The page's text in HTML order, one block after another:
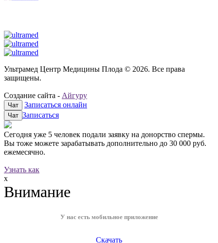
Ультрамед Центр Медицины Плода © 2026. Все права
защищены.
Создание сайта - Айгуру
Чат Записаться онлайн
Чат Записаться
Сегодня уже 5 человек подали заявку на донорство спермы.
Вы тоже можете зарабатывать дополнительно до 30 000 руб.
ежемесячно.
Узнать как
x
Внимание
У нас есть мобильное приложение
Скачать